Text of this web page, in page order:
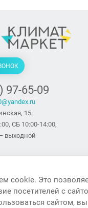
97-65-09
15
СБ 10:00-14:00,
выходной
cookie. Это
посетителей с
сайтом,